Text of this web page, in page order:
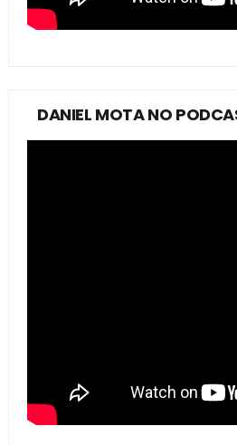
DANIEL MOTA NO